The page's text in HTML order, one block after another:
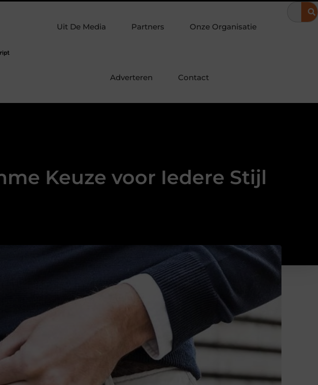
bijzonder De juiste
Uit De Media Partners Onze Organisatie
Adverteren Contact
Keuze voor Iedere Stijl